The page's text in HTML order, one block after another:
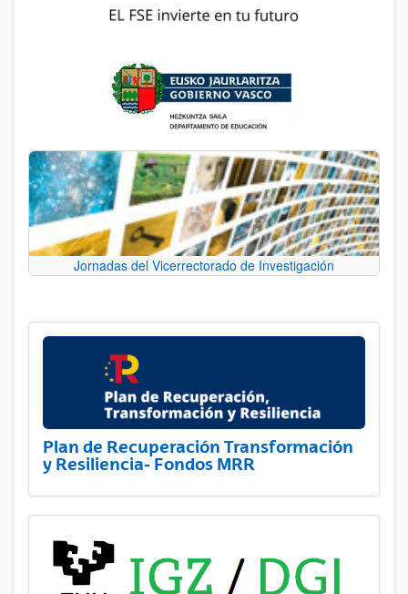
Jornadas del Vicerrectorado de Investigación
Plan de Recuperación Transformación
y Resiliencia- Fondos MRR